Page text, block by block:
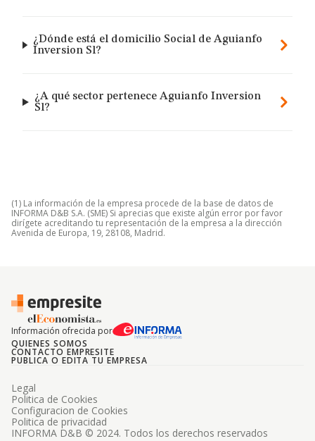
¿Dónde está el domicilio Social de Aguianfo
Inversion Sl?
¿A qué sector pertenece Aguianfo Inversion
Sl?
(1) La información de la empresa procede de la base de datos de
INFORMA D&B S.A. (SME) Si aprecias que existe algún error por favor
dirígete acreditando tu representación de la empresa a la dirección
Avenida de Europa, 19, 28108, Madrid.
Información ofrecida por
QUIENES SOMOS
CONTACTO EMPRESITE
PUBLICA O EDITA TU EMPRESA
INFORMA D&B © 2024. Todos los derechos reservados
Legal
Politica de Cookies
Configuracion de Cookies
Politica de privacidad